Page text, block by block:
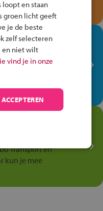
fiets!
ben je op je
vmbo jouw talent
waar elke dag
en Logistiek
Transport en
kun je mee
en staan
groen licht geeft
je de beste
zelf selecteren
en niet wilt
vind je in onze